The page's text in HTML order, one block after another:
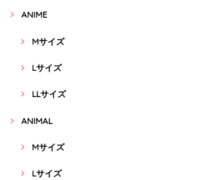
ANIME
Mサイズ
Lサイズ
LLサイズ
ANIMAL
Mサイズ
Lサイズ